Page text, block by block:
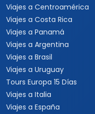
Viajes a Centroamérica
Viajes a Costa Rica
Viajes a Panamá
Viajes a Argentina
Viajes a Brasil
Viajes a Uruguay
Tours Europa 15 Días
Viajes a Italia
Viajes a España